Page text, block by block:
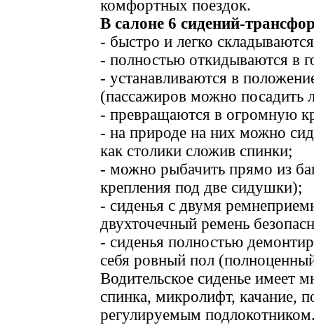
комфортных поездок.
В салоне 6 сидений-
- быстро и легко
- полностью откидываются в
- устанавливаются в
(пассажиров можно посадить
- превращаются в огромную
- на природе на них можно
как столики сложив спинки;
- можно рыбачить прямо из
крепления под две сидушки);
- сиденья с двумя
двухточечный ремень
- сиденья полностью
себя ровный пол
Водительское сиденье имеет
спинка, микролифт, качание,
регулируемым